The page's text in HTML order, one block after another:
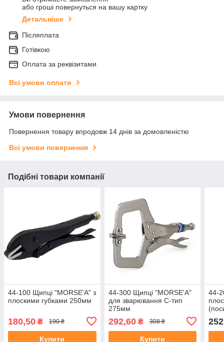
або гроші повернуться на вашу картку
Детальніше
Післяплата
Готівкою
Оплата за реквізитами
Всі умови оплати
Умови повернення
Повернення товару впродовж 14 днів за домовленістю
Всі умови повернення
Подібні товари компанії
44-100 Щипці "MORSE'A" з
плоскими губками 250мм
180,50 ₴ 190 ₴
Купити
44-300 Щипці "MORSE'A"
для зварювання С-тип
275мм
292,60₴ 308 ₴
Купити
44-
252